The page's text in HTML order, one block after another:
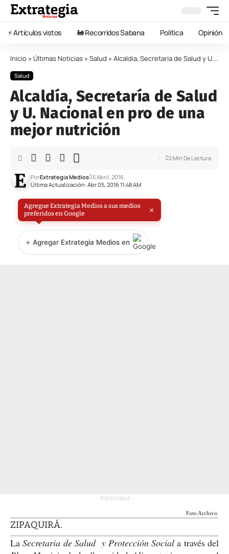
⚡️ Artículos vistos 🚂 Recorridos Sabana Política Opinión
Inicio » Últimas Noticias » Salud » Alcaldía, Secretaría de Salud y U. Nacional en pro de una mejor nutrición
Salud
Alcaldía, Secretaría de Salud
y U. Nacional en pro de una
mejor nutrición
Última Actualización: Abr 05, 2016 11:48 AM
PorExtrategia Medios 5 Abril, 2016
2 Min De Lectura
Agregue Extrategia Medios a sus medios
preferidos en Google
×
+ Agregar Extrategia Medios en
- Publicidad -
Foto Archivo.
ZIPAQUIRÁ.
LaSecretaria de Salud y Protección Social a través del